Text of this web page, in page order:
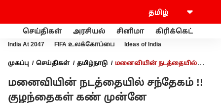
செய்திகள் அரசியல் சினிமா கிரிக்கெட்
India At 2047 FIFA உலக்கோப்பை Ideas of India
முகப்பு செய்திகள் தமிழ்நாடு
மனைவியின் நடத்தையில்
அறுத்த கணவன்
மனைவியின் நடத்தையில் சந்தேகம் !!
குழந்தைகள் கண் முன்னே